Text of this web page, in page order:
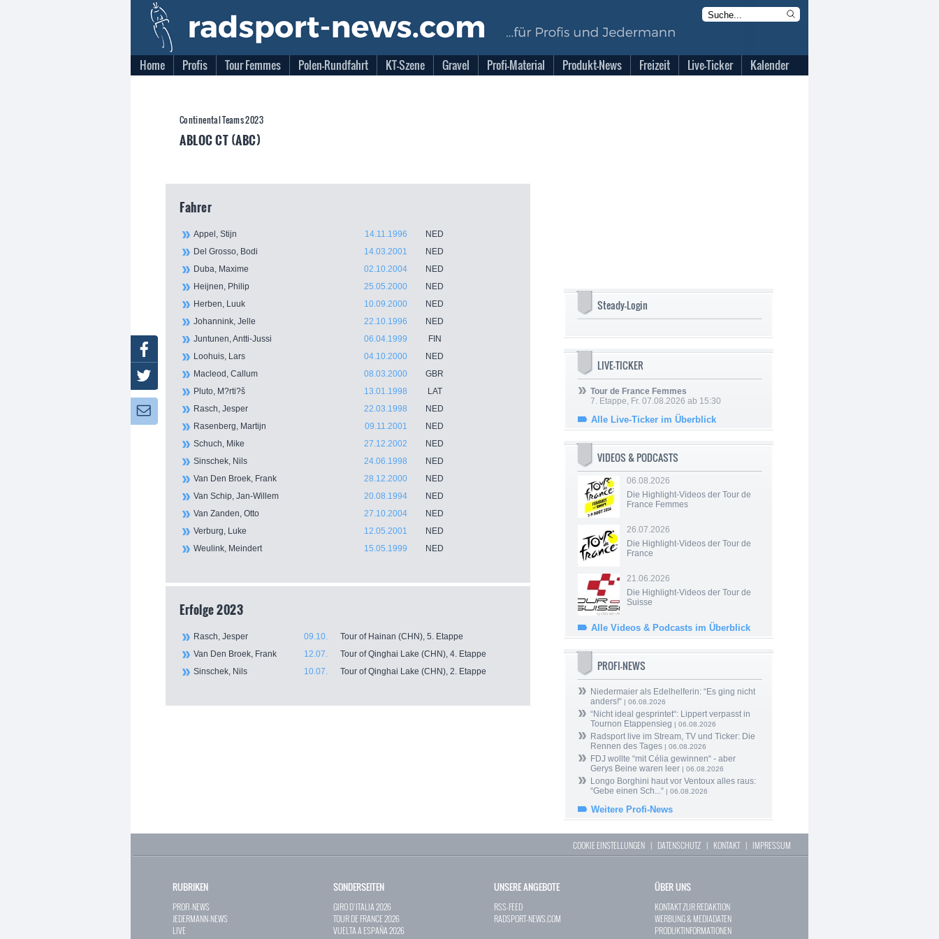
Home Profis Tour Femmes Polen-Rundfahrt KT-Szene Gravel Profi-Material Produkt-News Freizeit Live-Ticker Kalender
Continental Teams 2023
ABLOC CT (ABC)
Fahrer
Appel, Stijn 14.11.1996
NED
Del Grosso, Bodi
14.03.2001
NED
Duba, Maxime
02.10.2004
NED
Heijnen, Philip
25.05.2000
NED
Herben, Luuk
10.09.2000
NED
Johannink, Jelle
22.10.1996
NED
Juntunen, Antti-Jussi
06.04.1999
FIN
Loohuis, Lars
04.10.2000
NED
Macleod, Callum
08.03.2000
GBR
Pluto, M?rti?š
13.01.1998
LAT
Rasch, Jesper
22.03.1998
NED
Rasenberg, Martijn
09.11.2001
NED
Schuch, Mike
27.12.2002
NED
Sinschek, Nils
24.06.1998
NED
Van Den Broek, Frank
28.12.2000
NED
Van Schip, Jan-Willem
20.08.1994
NED
Van Zanden, Otto
27.10.2004
NED
Verburg, Luke
12.05.2001
NED
Weulink, Meindert
15.05.1999 NED
Erfolge 2023
Rasch, Jesper Tour of Hainan (CHN), 5. Etappe
09.10.
Van Den Broek, Frank
Tour of Qinghai Lake (CHN), 4. Etappe
12.07.
Sinschek, Nils
Tour of Qinghai Lake (CHN), 2. Etappe
10.07.
Steady-Login
LIVE-TICKER
Tour de France Femmes
7. Etappe, Fr. 07.08.2026 ab 15:30
Alle Live-Ticker im Überblick
VIDEOS & PODCASTS
06.08.2026
Die Highlight-Videos der Tour de
France Femmes
26.07.2026
Die Highlight-Videos der Tour de
France
21.06.2026
Die Highlight-Videos der Tour de
Suisse
Alle Videos & Podcasts im Überblick
PROFI-NEWS
Niedermaier als Edelhelferin: “Es ging nicht
anders!“ | 06.08.2026
“Nicht ideal gesprintet“: Lippert verpasst in
Tournon Etappensieg | 06.08.2026
Radsport live im Stream, TV und Ticker: Die
Rennen des Tages | 06.08.2026
FDJ wollte “mit Célia gewinnen“ - aber
Gerys Beine waren leer | 06.08.2026
Longo Borghini haut vor Ventoux alles raus:
“Gebe einen Sch...“ | 06.08.2026
Weitere Profi-News
Twitter
Newsletter:
COOKIE EINSTELLUNGEN | DATENSCHUTZ | KONTAKT| IMPRESSUM
RUBRIKEN
PROFI-NEWS
JEDERMANN-NEWS
LIVE
SONDERSEITEN
GIRO D`ITALIA 2026
TOUR DE FRANCE 2026
VUELTA A ESPAÑA 2026
UNSERE ANGEBOTE
RSS-FEED
RADSPORT-NEWS.COM
ÜBER UNS
KONTAKT ZUR REDAKTION
WERBUNG & MEDIADATEN
PRODUKTINFORMATIONEN